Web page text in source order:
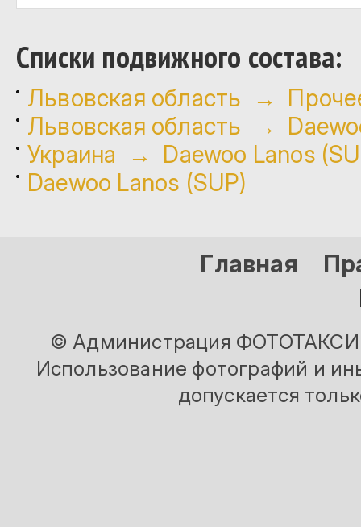
Cписки подвижного состава:
Львовская область →
Львовская область →
Украина → Daewoo Lanos
Daewoo Lanos (SUP)
Главная
© Администрация ФОТОТАКСИ
Использование фотографий и
допускается